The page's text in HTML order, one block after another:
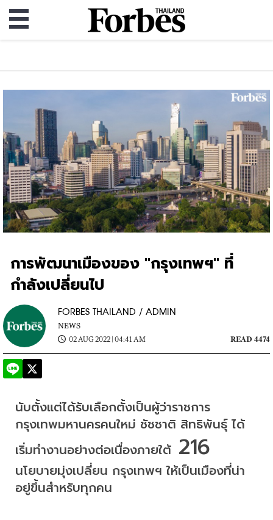
การพัฒนาเมืองของ "กรุงเทพฯ" ที่
กำลังเปลี่ยนไป
FORBES THAILAND / ADMIN
NEWS
02 AUG 2022 | 04:41 AM
READ 4474
นับตั้งแต่ได้รับเลือกตั้งเป็นผู้ว่าราชการ
กรุงเทพมหานครคนใหม่ ชัชชาติ สิทธิพันธุ์ ได้
เริ่มทำงานอย่างต่อเนื่องภายใต้
นโยบายมุ่งเปลี่ยน กรุงเทพฯ ให้เป็นเมืองที่น่า
อยู่ขึ้นสำหรับทุกคน